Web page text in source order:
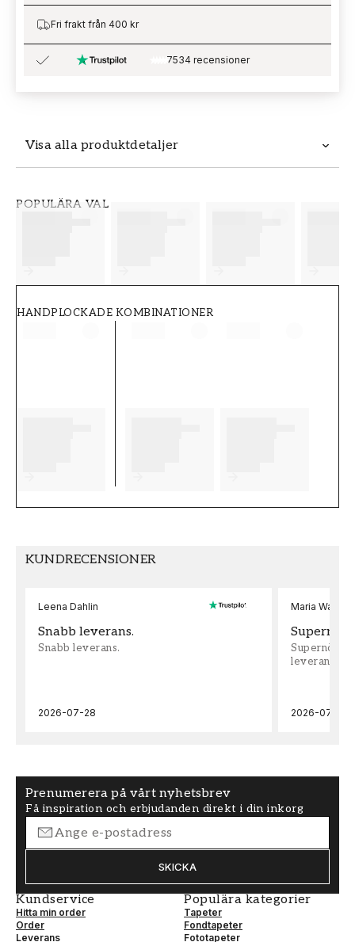
Visa alla produktdetaljer
POPULÄRA VAL
HANDPLOCKADE KOMBINATIONER
Fri frakt från 400 kr
7534 recensioner
KUNDRECENSIONER
Leena Dahlin
Snabb leverans.
Snabb leverans.
2026-07-28
Maria
leveran,
2026-07-22
Prenumerera på vårt nyhetsbrev
Få inspiration och erbjudanden direkt i din inkorg
SKICKA
Kundservice
Hitta min order
Order
Leverans
Populära kategorier
Tapeter
Fondtapeter
Fototapeter